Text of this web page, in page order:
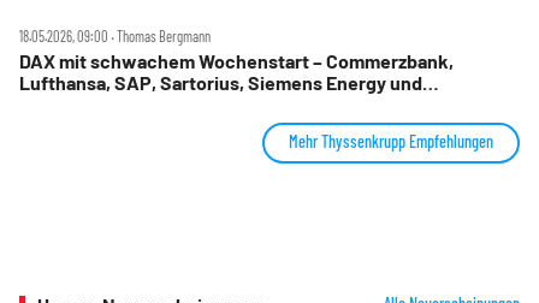
18.05.2026, 09:00 ‧ Thomas Bergmann
DAX mit schwachem Wochenstart – Commerzbank,
Lufthansa, SAP, Sartorius, Siemens Energy und
Mehr Thyssenkrupp Empfehlungen